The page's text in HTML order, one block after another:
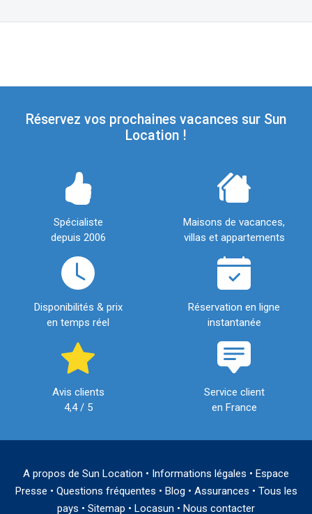
Réservez vos prochaines vacances sur Sun
Location !
Spécialiste
depuis 2006
Maisons de vacances,
villas et appartements
Disponibilités & prix
en temps réel
Réservation en ligne
instantanée
Avis clients
4,4 / 5
Service client
en France
A propos de Sun Location • Informations légales • Espace
Presse • Questions fréquentes • Blog • Assurances • Tous les
pays • Sitemap • Locasun • Nous contacter